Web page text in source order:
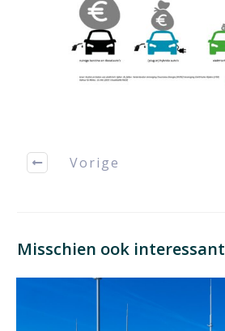
Vorige
Misschien ook interessant